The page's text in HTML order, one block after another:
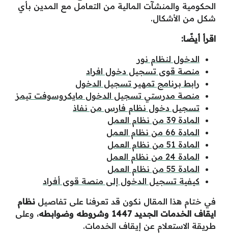
الحكومية والمنشآت المالية من التعامل مع المدين بأي
شكل من الأشكال.
اقرأ أيضًا:
الدخول لنظام نور
منصة قوى تسجيل دخول افراد
رابط برنامج تمهير تسجيل الدخول
منصة مدرستي تسجيل الدخول مايكروسوفت تيمز
تسجيل دخول نظام فارس من نفاذ
المادة 39 من نظام العمل
المادة 66 من نظام العمل
المادة 51 من نظام العمل
المادة 24 من نظام العمل
المادة 55 من نظام العمل
كيفية تسجيل الدخول إلى منصة قوى أفراد
في ختام هذا المقال نكون قد تعرفنا على تفاصيل نظام
ايقاف الخدمات الجديد 1447 وشروطه وضوابطه
، وعلى
طريقة الاستعلام عن إيقاف الخدمات.